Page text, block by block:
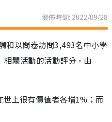
發佈時間: 2022/09/28
和以問卷訪問3,493名中小學
關活動的活動評分，由
上很有價值者各增1%；而